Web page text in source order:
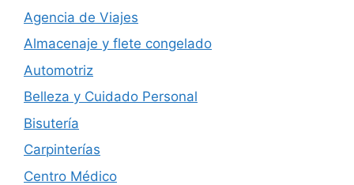
Agencia de Viajes
Almacenaje y flete congelado
Automotriz
Belleza y Cuidado Personal
Bisutería
Carpinterías
Centro Médico